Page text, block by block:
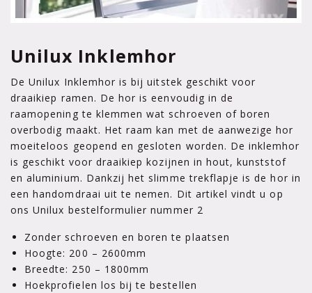
Unilux Inklemhor
De Unilux Inklemhor is bij uitstek geschikt voor
draaikiep ramen. De hor is eenvoudig in de
raamopening te klemmen wat schroeven of boren
overbodig maakt. Het raam kan met de aanwezige hor
moeiteloos geopend en gesloten worden. De inklemhor
is geschikt voor draaikiep kozijnen in hout, kunststof
en aluminium. Dankzij het slimme trekflapje is de hor in
een handomdraai uit te nemen. Dit artikel vindt u op
ons Unilux bestelformulier nummer 2
Zonder schroeven en boren te plaatsen
Hoogte: 200 – 2600mm
Breedte: 250 – 1800mm
Hoekprofielen los bij te bestellen